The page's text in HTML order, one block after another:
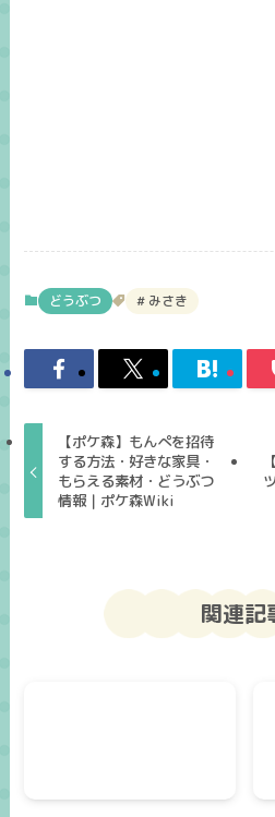
どうぶつ みさき
【ポケ森】もんぺを招待
する方法・好きな家具・
もらえる素材・どうぶつ
情報｜ポケ森Wiki
関連記